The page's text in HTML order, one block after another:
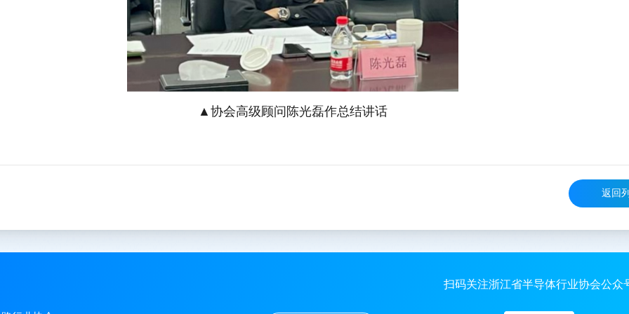
▲协会高级顾问陈光磊作总结讲话
返回
扫码关注浙江省半导体行业协会公众